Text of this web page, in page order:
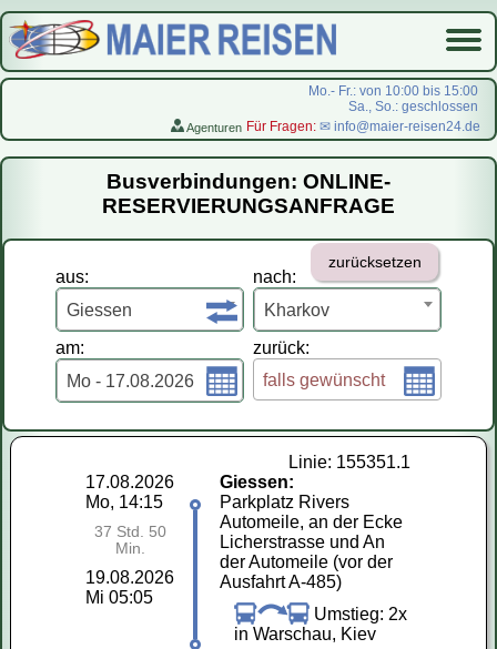
Mo.- Fr.: von 10:00 bis 15:00
Sa., So.: geschlossen
Agenturen Für Fragen: ✉ info@maier-reisen24.de
Startseite
Busverbindungen
Flugreisen
LastMinute-Pauschal
На русском
Busverbindungen: ONLINE-
RESERVIERUNGSANFRAGE
aus:
Giessen
am:
Mo - 17.08.2026
nach:
Kharkov
zurücksetzen
zurück:
falls gewünscht
17.08.2026
Mo, 14:15
37 Std. 50
Min.
19.08.2026
Mi 05:05
Linie: 155351.1
Giessen:
Parkplatz Rivers
Automeile, an der Ecke
Licherstrasse und An
der Automeile (vor der
Ausfahrt A-485)
Umstieg: 2x
in Warschau, Kiev